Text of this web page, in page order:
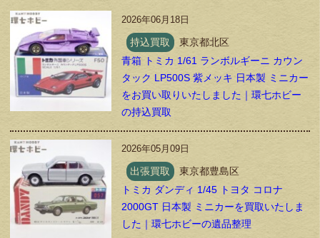
2026年06月18日
持込買取
東京都北区
青箱 トミカ 1/61 ランボルギーニ カウン
タック LP500S 紫メッキ 日本製 ミニカー
をお買い取りいたしました｜環七ホビー
の持込買取
2026年05月09日
出張買取
東京都豊島区
トミカ ダンディ 1/45 トヨタ コロナ
2000GT 日本製 ミニカーを買取いたしま
した｜環七ホビーの遺品整理